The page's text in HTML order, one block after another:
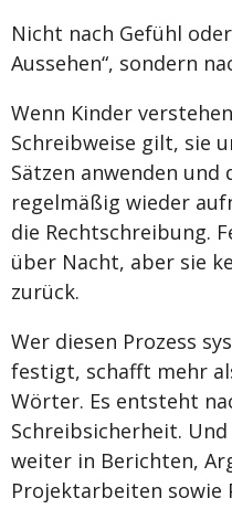
Nicht nach Gefühl
Aussehen“, sondern
Wenn Kinder
Schreibweise gilt, sie
Sätzen anwenden und
regelmäßig wieder
die Rechtschreibung.
über Nacht, aber sie
zurück.
Wer diesen Prozess
festigt, schafft mehr
Wörter. Es entsteht
Schreibsicherheit.
weiter in Berichten,
Projektarbeiten sowie